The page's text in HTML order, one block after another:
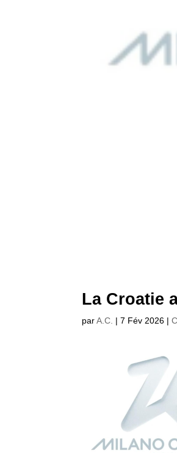
La Croatie
parA.C. |7 Fév 2026 |